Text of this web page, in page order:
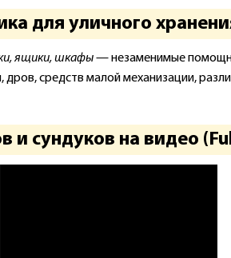
для уличного
ящики, шкафы— незаменимые
дров, средств малой механизации,
сундуков на видео